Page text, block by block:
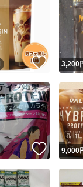
いいね
3,200
いいね
9,000